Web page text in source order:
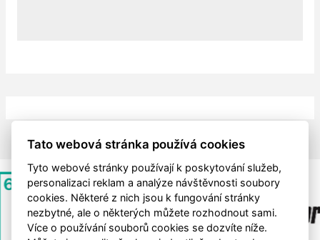
Tato webová stránka používá cookies
Tyto webové stránky používají k poskytování služeb,
personalizaci reklam a analýze návštěvnosti soubory
cookies. Některé z nich jsou k fungování stránky
nezbytné, ale o některých můžete rozhodnout sami.
Více o používání souborů cookies se dozvíte níže.